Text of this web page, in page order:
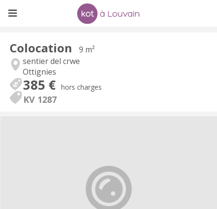
Colocation
9 m²
sentier del crwe
Ottignies
385 € hors charges
KV 1287